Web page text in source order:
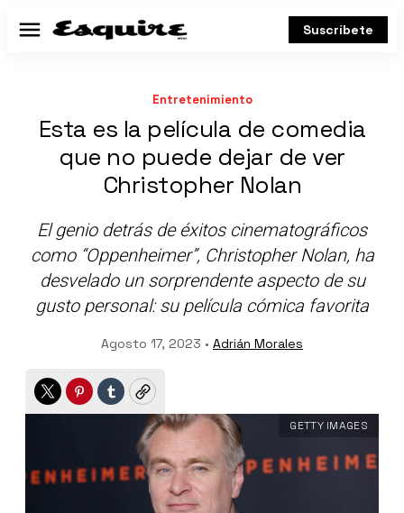
Menú Suscríbete
Entretenimiento
Esta es la película de comedia
que no puede dejar de ver
Christopher Nolan
El genio detrás de éxitos cinematográficos
como “Oppenheimer”, Christopher Nolan, ha
desvelado un sorprendente aspecto de su
gusto personal: su película cómica favorita
Agosto 17, 2023 • Adrián Morales
TwitterPinterest
TumblrCopy
GETTY IMAGES